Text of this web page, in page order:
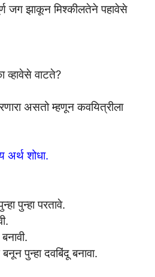
जग झाकून मिश्कीलतेने पहावेसे
व्हावेसे वाटते?
असतो म्हणून कवयित्रीला
अर्थ शोधा.
पुन्हा परतावे.
पुन्हा दवबिंदू बनावा.